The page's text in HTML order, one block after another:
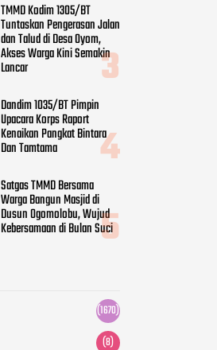
TMMD Kodim 1305/BT
Tuntaskan Pengerasan Jalan
dan Talud di Desa Oyom,
Akses Warga Kini Semakin
Lancar
Dandim 1035/BT Pimpin
Upacara Korps Raport
Kenaikan Pangkat Bintara
Dan Tamtama
Satgas TMMD Bersama
Warga Bangun Masjid di
Dusun Ogomolobu, Wujud
Kebersamaan di Bulan Suci
(1670)
(8)